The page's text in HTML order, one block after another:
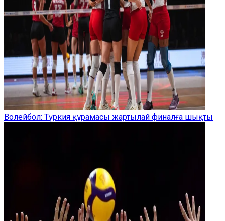
Волейбол: Түркия құрамасы жартылай финалға шықты